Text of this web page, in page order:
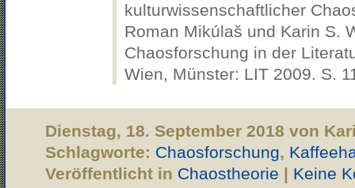
kulturwissenschaftlicher
Roman Mikúlaš und Karin S.
Chaosforschung in der
Wien, Münster: LIT 2009. S.
Dienstag, 18. September 2018 von
Schlagworte: Chaosforschung,
Veröffentlicht in Chaostheorie | Keine